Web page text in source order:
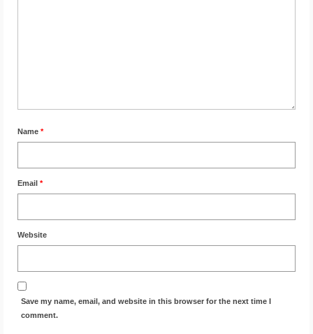
Name *
Email *
Website
Save my name, email, and website in this browser for the next time I
comment.